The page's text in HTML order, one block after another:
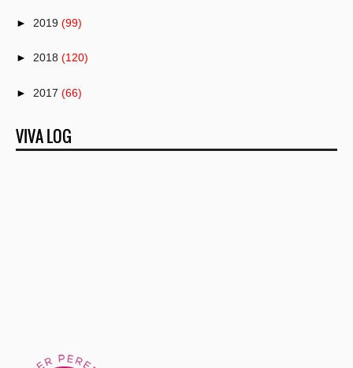
► 2019 (99)
► 2018 (120)
► 2017 (66)
► 2016 (82)
►December
VIVA LOG